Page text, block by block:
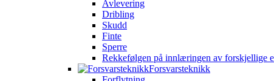
Avlevering
Dribling
Skudd
Finte
Sperre
Rekkefølgen på innlæringen av forskjellige
Forsvarsteknikk